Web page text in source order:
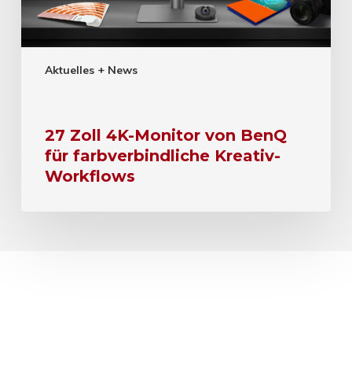
Aktuelles + News
27 Zoll 4K-Monitor von BenQ
für farbverbindliche Kreativ-
Workflows